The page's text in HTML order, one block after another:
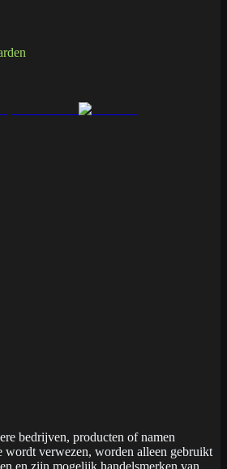
bedrijven, producten of namen
wordt verwezen, worden alleen gebruikt
en zijn mogelijk handelsmerken van